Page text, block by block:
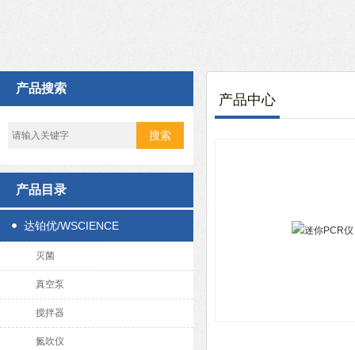
产品搜索
产品目录
达铂优/WSCIENCE
灭菌
真空泵
搅拌器
氮吹仪
产品中心